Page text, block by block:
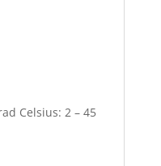
Celsius: 2 – 45